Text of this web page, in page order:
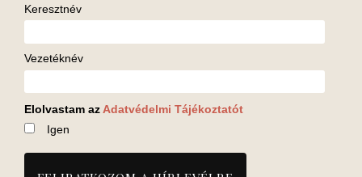
Keresztnév
Vezetéknév
Elolvastam az Adatvédelmi Tájékoztatót
Igen